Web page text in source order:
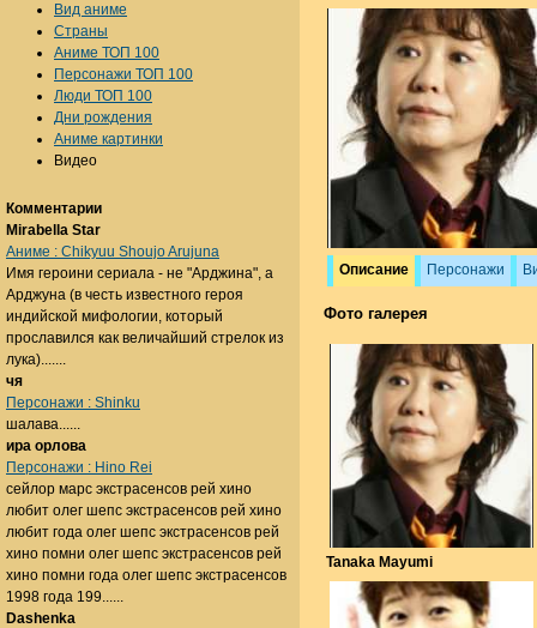
Описание Персонажи
Фото галерея
Tanaka Mayumi
Вид аниме
Страны
Аниме ТОП 100
Персонажи ТОП 100
Люди ТОП 100
Дни рождения
Аниме картинки
Видео
Комментарии
Mirabella Star
Аниме : Chikyuu Shoujo Arujuna
Имя героини сериала - не "Арджина", а
Арджуна (в честь известного героя
индийской мифологии, который
прославился как величайший стрелок из
лука).......
чя
Персонажи : Shinku
шалава......
ира орлова
Персонажи : Hino Rei
сейлор марс экстрасенсов рей хино
любит олег шепс экстрасенсов рей хино
любит года олег шепс экстрасенсов рей
хино помни олег шепс экстрасенсов рей
хино помни года олег шепс экстрасенсов
1998 года 199......
Dashenka